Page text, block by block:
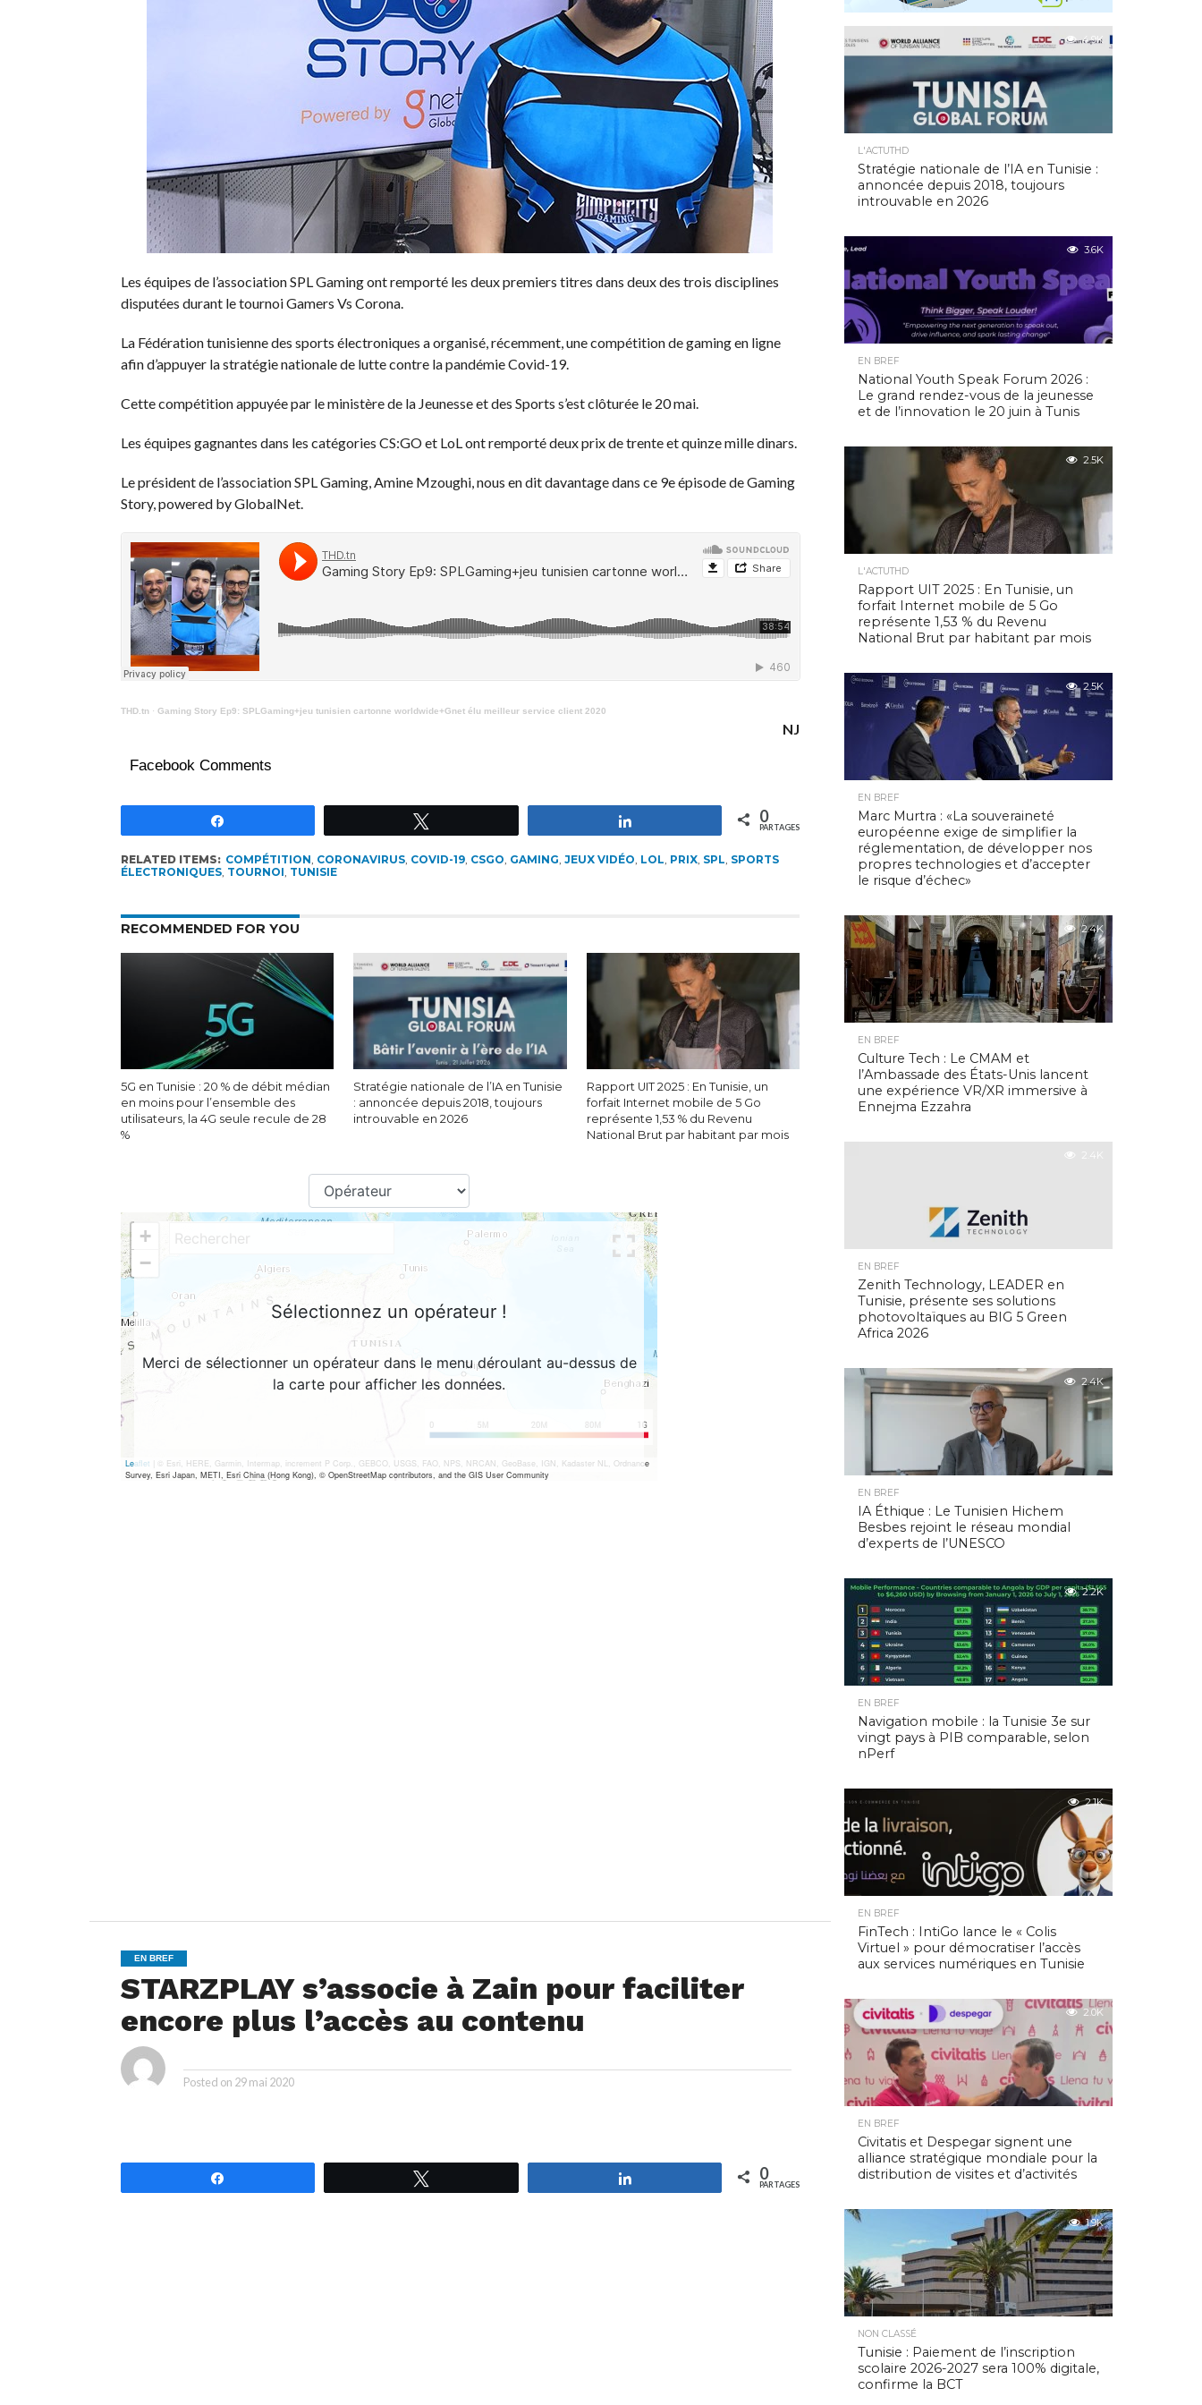
Les équipes de l’association SPL Gaming ont remporté les deux premiers titres dans deux des trois disciplines
disputées durant le tournoi Gamers Vs Corona.
La Fédération tunisienne des sports électroniques a organisé, récemment, une compétition de gaming en ligne
afin d’appuyer la stratégie nationale de lutte contre la pandémie Covid-19.
Cette compétition appuyée par le ministère de la Jeunesse et des Sports s’est clôturée le 20 mai.
Les équipes gagnantes dans les catégories CS:GO et LoL ont remporté deux prix de trente et quinze mille dinars.
Le président de l’association SPL Gaming, Amine Mzoughi, nous en dit davantage dans ce 9e épisode de Gaming
Story, powered by GlobalNet.
THD.tn· Gaming Story Ep9: SPLGaming+jeu tunisien cartonne worldwide+Gnet élu meilleur service client 2020
NJ
Facebook Comments
0
PARTAGES
RELATED ITEMS: COMPÉTITION, CORONAVIRUS, COVID-19, CSGO, GAMING, JEUX VIDÉO, LOL, PRIX, SPL, SPORTS
ÉLECTRONIQUES, TOURNOI, TUNISIE
RECOMMENDED FOR YOU
5G en Tunisie : 20 % de débit médian
en moins pour l’ensemble des
utilisateurs, la 4G seule recule de 28
%
Stratégie nationale de l’IA en Tunisie
: annoncée depuis 2018, toujours
introuvable en 2026
Rapport UIT 2025 : En Tunisie, un
forfait Internet mobile de 5 Go
représente 1,53 % du Revenu
National Brut par habitant par mois
EN BREF
STARZPLAY s’associe à Zain pour faciliter
encore plus l’accès au contenu
Posted on 29 mai 2020
0
PARTAGES
4.9K
L'ACTUTHD
Stratégie nationale de l’IA en Tunisie :
annoncée depuis 2018, toujours
introuvable en 2026
3.6K
EN BREF
National Youth Speak Forum 2026 :
Le grand rendez-vous de la jeunesse
et de l’innovation le 20 juin à Tunis
2.5K
L'ACTUTHD
Rapport UIT 2025 : En Tunisie, un
forfait Internet mobile de 5 Go
représente 1,53 % du Revenu
National Brut par habitant par mois
2.5K
EN BREF
Marc Murtra : «La souveraineté
européenne exige de simplifier la
réglementation, de développer nos
propres technologies et d’accepter
le risque d’échec»
2.4K
EN BREF
Culture Tech : Le CMAM et
l’Ambassade des États-Unis lancent
une expérience VR/XR immersive à
Ennejma Ezzahra
2.4K
EN BREF
Zenith Technology, LEADER en
Tunisie, présente ses solutions
photovoltaïques au BIG 5 Green
Africa 2026
2.4K
EN BREF
IA Éthique : Le Tunisien Hichem
Besbes rejoint le réseau mondial
d’experts de l’UNESCO
2.2K
EN BREF
Navigation mobile : la Tunisie 3e sur
vingt pays à PIB comparable, selon
nPerf
2.1K
EN BREF
FinTech : IntiGo lance le « Colis
Virtuel » pour démocratiser l’accès
aux services numériques en Tunisie
2.0K
EN BREF
Civitatis et Despegar signent une
alliance stratégique mondiale pour la
distribution de visites et d’activités
1.9K
NON CLASSÉ
Tunisie : Paiement de l’inscription
scolaire 2026-2027 sera 100% digitale,
confirme la BCT